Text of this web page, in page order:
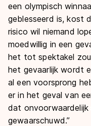
een olympisch
geblesseerd is, kost
risico wil niemand
moedwillig in een
het tot spektakel
het gevaarlijk wordt
al een voorsprong
er in het geval van
dat onvoorwaardelijk
gewaarschuwd.”